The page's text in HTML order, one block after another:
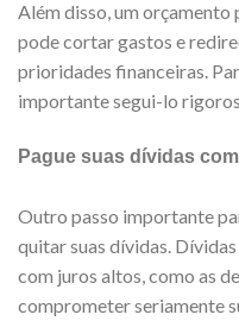
Além disso, um
pode cortar gastos e
prioridades financeiras.
importante segui-lo
Pague suas dívidas
Outro passo importante
quitar suas dívidas.
com juros altos, como as
comprometer seriamente